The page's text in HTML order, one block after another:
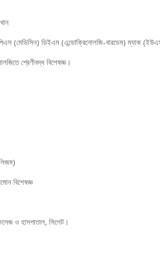
(মেডিসিন) ডিইএম (এন্ডোক্রিনোলজি-বারডেম) ম্যাক
শ্রেণীবদ্ধ বিশেষজ্ঞ।
বিশেষজ্ঞ
ও হাসপাতাল, সিলেট।